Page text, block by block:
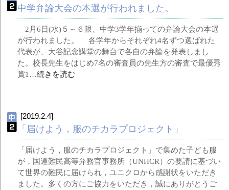
中学弁論大会の本選が行われました。
2月6日(水)５～６限、中学3学年揃っての弁論大会の本選
が行われました。 各学年からそれぞれ4名ずつ選ばれた
代表が、大谷記念講堂の舞台で各自の弁論を発表しまし
た。校長先生をはじめ7名の審査員の先生方の審査で最優秀
賞1…続きを読む
[2019.2.4]
「届けよう，服のチカラプロジェクト」
「届けよう，服のチカラプロジェクト」で集めた子ども服
が，国連難民高等弁務官事務所（UNHCR）の要請に基づい
て世界の難民に届けられ，ユニクロから感謝状をいただき
ました。多くの方にご協力をいただき，誠にありがとうご